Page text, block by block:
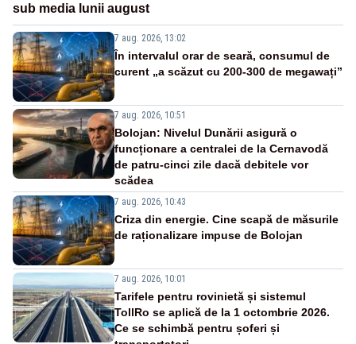
sub media lunii august
7 aug. 2026, 13:02
În intervalul orar de seară, consumul de
curent „a scăzut cu 200-300 de megawați”
7 aug. 2026, 10:51
Bolojan: Nivelul Dunării asigură o
funcționare a centralei de la Cernavodă
de patru-cinci zile dacă debitele vor
scădea
7 aug. 2026, 10:43
Criza din energie. Cine scapă de măsurile
de raționalizare impuse de Bolojan
7 aug. 2026, 10:01
Tarifele pentru rovinietă și sistemul
TollRo se aplică de la 1 octombrie 2026.
Ce se schimbă pentru șoferi și